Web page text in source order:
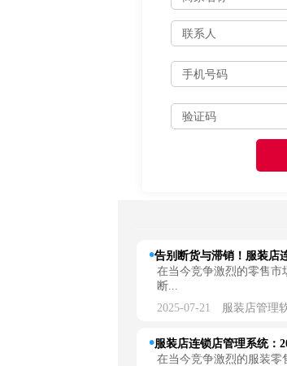
告别断货与滞销！服装店
在当今竞争激烈的零售市
断...
2025-07-21 服装店管理
服装店连锁店管理系统：
在当今竞争激烈的服装零